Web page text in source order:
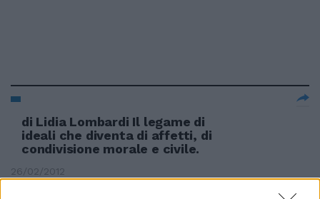
di Lidia Lombardi Il legame di
ideali che diventa di affetti, di
condivisione morale e civile.
26/02/2012